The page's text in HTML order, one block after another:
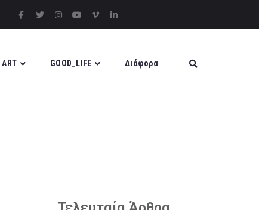
ART GOOD_LIFE Διάφορα